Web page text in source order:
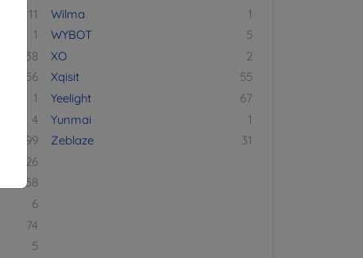
11
1
38
156
1
4
199
26
58
6
74
5
Wilma
1
WYBOT
5
XO
2
Xqisit
55
Yeelight
67
Yunmai
1
Zeblaze
31